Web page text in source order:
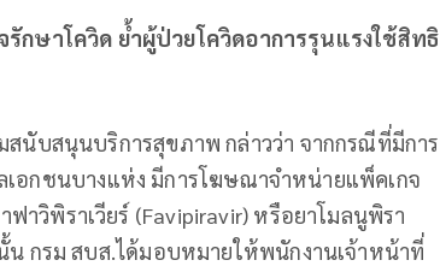
ษาโควิด ย้ำผู้ป่วยโควิดอาการรุนแรงใช้สิทธิ
สนับสนุนบริการสุขภาพ กล่าวว่า จากกรณีที่มีการ
อกชนบางแห่ง มีการโฆษณาจำหน่ายแพ็คเกจ
ฟาวิพิราเวียร์ (Favipiravir) หรือยาโมลนูพิรา
น กรม สบส.ได้มอบหมายให้พนักงานเจ้าหน้าที่